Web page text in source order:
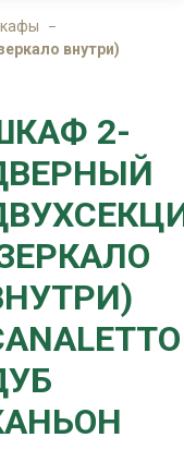
внутри)
2-